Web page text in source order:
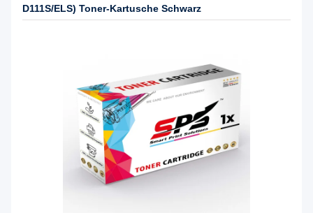
D111S/ELS) Toner-Kartusche Schwarz